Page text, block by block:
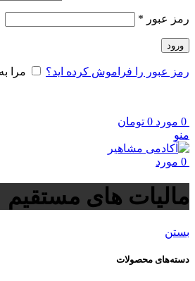
رمز عبور *
ورود
رمز عبور را فراموش کرده اید؟ مرا
0 مورد 0 تومان
منو
0 مورد
مالیات های مستقیم
بستن
دسته‌های محصولات